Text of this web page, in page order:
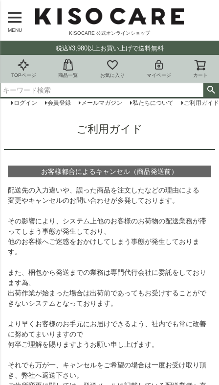
MENU
KISOCARE 公式オンラインショップ
税込¥3,980以上お買い上げで送料無料
TOPページ 商品一覧 お気に入り マイページ カート
ログイン 会員登録 メールマガジン 私たちについて ご利用ガイド
ご利用ガイド
お客様都合によるキャンセル（商品発送前）
配送先の入力違いや、誤った商品を注文したなどの理由による
変更やキャンセルのお問い合わせが多発しております。
その影響により、システム上他のお客様のお荷物の配送業務が滞
ってしまう事態が発生しており、
他のお客様へご迷惑をおかけしてしまう事態が発生しておりま
す。
また、梱包から発送までの業務は専門代行会社に委託をしており
ます為、
出荷作業が始まった場合は出荷前であってもお受けすることがで
きないシステムとなっております。
より早くお客様のお手元にお届けできるよう、社内でも常に改善
に努めてまいりますので
何卒ご理解を賜りますようお願い申し上げます。
それでも万が一、キャンセルをご希望の場合は一度お受け取り頂
き、弊社へ返送下さい。